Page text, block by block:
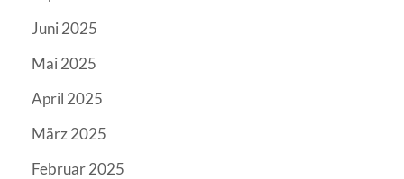
Juni 2025
Mai 2025
April 2025
März 2025
Februar 2025